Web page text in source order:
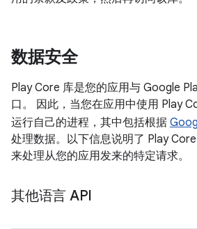
数据安全
Play Core 库是您的应用与 Google
口。 因此，当您在应用中使用 Play
运行自己的进程，其中包括根据
处理数据。以下信息说明了 Play
来处理从您的应用发来的特定请求。
其他语言 API